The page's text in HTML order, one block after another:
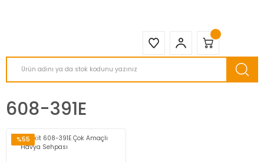
608-391E
%55